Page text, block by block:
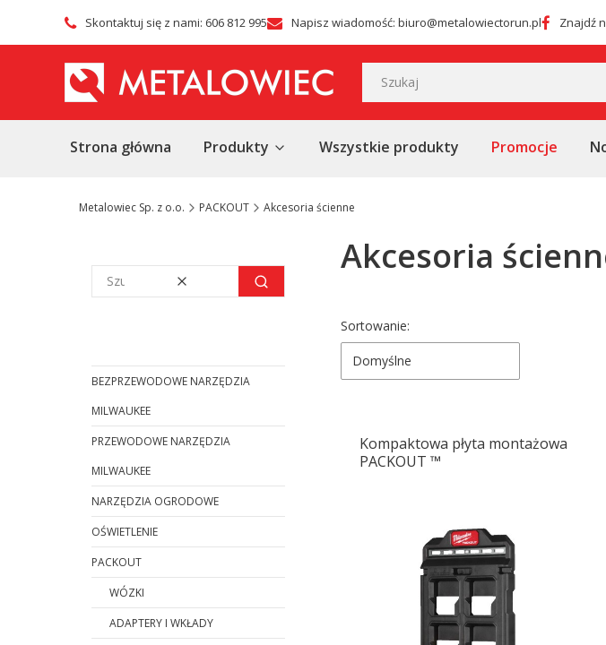
Skontaktuj się z nami: 606 812 995 Napisz wiadomość: biuro@metalowiectorun.pl Znajdź
Strona główna Produkty Wszystkie produkty Promocje
Metalowiec Sp. z o.o. PACKOUT Akcesoria ścienne
Wyczyść Szukaj
BEZPRZEWODOWE NARZĘDZIA
MILWAUKEE
PRZEWODOWE NARZĘDZIA
MILWAUKEE
NARZĘDZIA OGRODOWE
OŚWIETLENIE
PACKOUT
WÓZKI
ADAPTERY I WKŁADY
Akcesoria
Lista produktów
Sortowanie:
Domyślne
Kompaktowa płyta montażowa
PACKOUT ™